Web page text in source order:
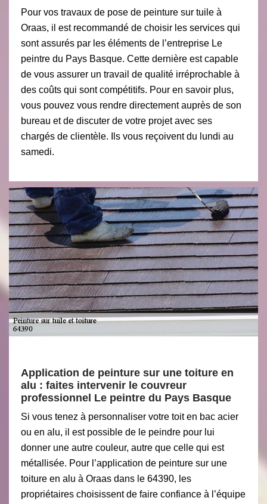
Pour vos travaux de pose de peinture sur tuile à
Oraas, il est recommandé de choisir les services qui
sont assurés par les éléments de l’entreprise Le
peintre du Pays Basque. Cette dernière est capable
de vous assurer un travail de qualité irréprochable à
des coûts qui sont compétitifs. Pour en savoir plus,
vous pouvez vous rendre directement auprès de son
bureau et de discuter de votre projet avec ses
chargés de clientèle. Ils vous reçoivent du lundi au
samedi.
Application de peinture sur une toiture en
alu : faites intervenir le couvreur
professionnel Le peintre du Pays Basque
Si vous tenez à personnaliser votre toit en bac acier
ou en alu, il est possible de le peindre pour lui
donner une autre couleur, autre que celle qui est
métallisée. Pour l’application de peinture sur une
toiture en alu à Oraas dans le 64390, les
propriétaires choisissent de faire confiance à l’équipe